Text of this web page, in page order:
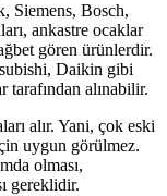
Siemens, Bosch,
ankastre ocaklar
gören ürünlerdir.
Daikin gibi
tarafından alınabilir.
alır. Yani, çok eski
uygun görülmez.
olması,
gereklidir.